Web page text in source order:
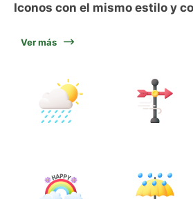
Iconos con el mismo estilo y
Ver más